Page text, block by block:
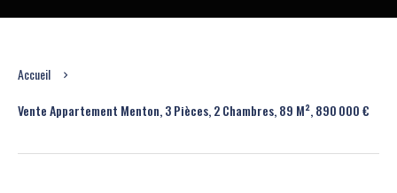
Accueil
Vente Appartement Menton, 3 Pièces, 2 Chambres, 89 M², 890 000 €